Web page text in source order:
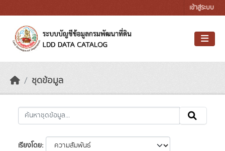
เข้าสู่ระบบ
ชุดข้อมูล
เรียงโดย